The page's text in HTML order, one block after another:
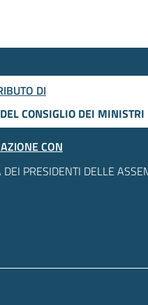
DI
CONSIGLIO DEI MINISTRI
CON
PRESIDENTI DELLE